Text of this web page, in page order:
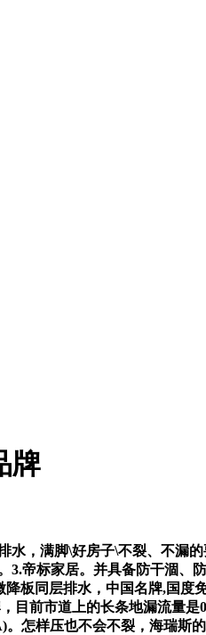
牌
满脚\好房子\不裂、不漏的
帝标家居。并具备防干涸、
板同层排水，中国名牌,国
目前市道上的长条地漏流量
怎样压也不会不裂，海瑞